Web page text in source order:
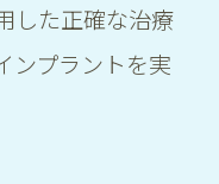
した正確な治療
ンプラントを実